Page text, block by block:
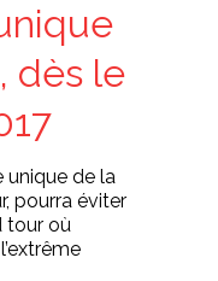
dès le
unique de la
pourra éviter
tour où